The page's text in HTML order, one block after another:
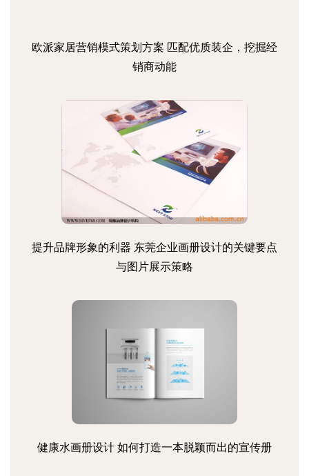
欧派家居营销模式策划方案 匹配优质装企，挖掘经
销商动能
提升品牌形象的利器 东莞企业画册设计的关键要点
与图片展示策略
健康水画册设计 如何打造一本脱颖而出的宣传册